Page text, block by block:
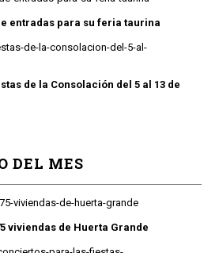
entradas para su feria taurina
de la Consolación del 5 al 13 de
DEL MES
viviendas de Huerta Grande